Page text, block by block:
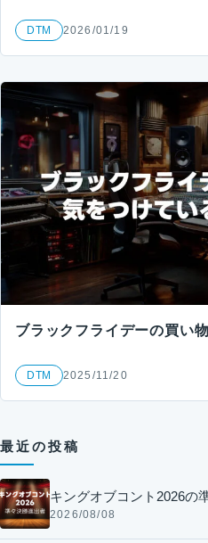
DTM 2026/01/19
ブラックフライデーの買い
DTM 2025/11/20
最近の投稿
キングオブコント2026の
2026/08/08